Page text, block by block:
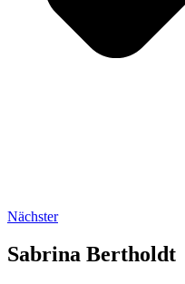
Nächster
Sabrina Bertholdt